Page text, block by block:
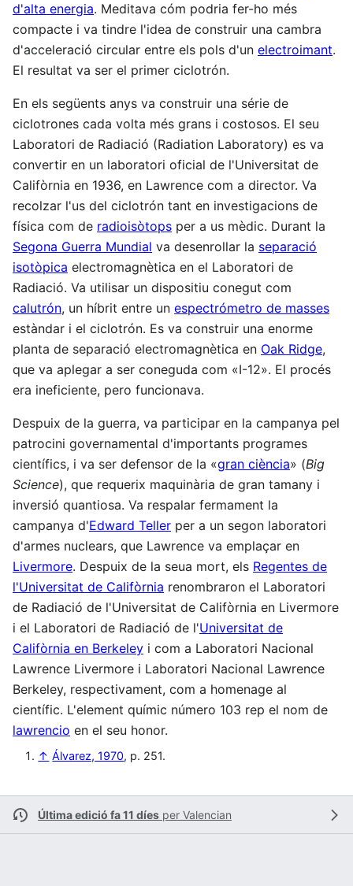
d'alta energia. Meditava cóm podria fer-ho més
compacte i va tindre l'idea de construir una cambra
d'acceleració circular entre els pols d'un electroimant.
El resultat va ser el primer ciclotrón.
En els següents anys va construir una série de
ciclotrones cada volta més grans i costosos. El seu
Laboratori de Radiació (Radiation Laboratory) es va
convertir en un laboratori oficial de l'Universitat de
Califòrnia en 1936, en Lawrence com a director. Va
recolzar l'us del ciclotrón tant en investigacions de
física com de radioisòtops per a us mèdic. Durant la
Segona Guerra Mundial va desenrollar la separació
isotòpica electromagnètica en el Laboratori de
Radiació. Va utilisar un dispositiu conegut com
calutrón, un híbrit entre un espectrómetro de masses
estàndar i el ciclotrón. Es va construir una enorme
planta de separació electromagnètica en Oak Ridge,
que va aplegar a ser coneguda com «I-12». El procés
era ineficiente, pero funcionava.
Despuix de la guerra, va participar en la campanya pel
patrocini governamental d'importants programes
científics, i va ser defensor de la «gran ciència» (Big
Science), que requerix maquinària de gran tamany i
inversió quantiosa. Va respalar fermament la
campanya d'Edward Teller per a un segon laboratori
d'armes nuclears, que Lawrence va emplaçar en
Livermore. Despuix de la seua mort, els Regentes de
l'Universitat de Califòrnia renombraron el Laboratori
de Radiació de l'Universitat de Califòrnia en Livermore
i el Laboratori de Radiació de l'Universitat de
Califòrnia en Berkeley i com a Laboratori Nacional
Lawrence Livermore i Laboratori Nacional Lawrence
Berkeley, respectivament, com a homenage al
científic. L'element químic número 103 rep el nom de
lawrencio en el seu honor.
↑ Álvarez, 1970, p. 251.
Última edició fa 11 díes per Valencian